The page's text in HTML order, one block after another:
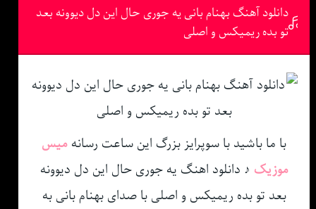
دانلود آهنگ بهنام بانی یه جوری حال این دل دیوونه بعد
تو بده ریمیکس و اصلی
با ما باشید با سوپرایز بزرگ این ساعت رسانه میس
موزیک ♪ دانلود اهنگ یه جوری حال این دل دیوونه
بعد تو بده ریمیکس و اصلی با صدای بهنام بانی به